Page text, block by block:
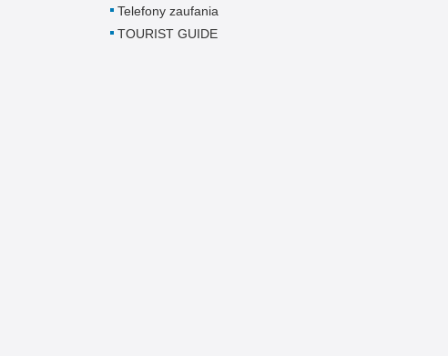
Telefony zaufania
TOURIST GUIDE